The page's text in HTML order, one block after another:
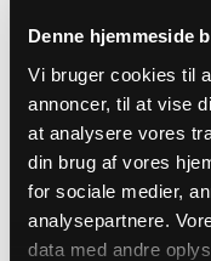
Denne hjemmeside
Vi bruger cookies til
annoncer, til at vise
at analysere vores
din brug af vores
for sociale medier,
analysepartnere.
data med andre
til din
Skulle du have
for yderligere